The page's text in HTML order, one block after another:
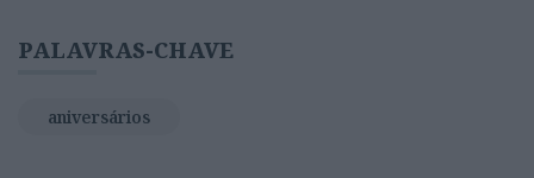
PALAVRAS-CHAVE
aniversários